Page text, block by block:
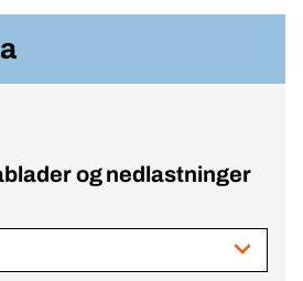
og nedlastninger